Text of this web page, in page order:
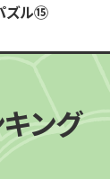
ズル⑮
ング